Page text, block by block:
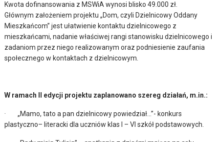
Kwota dofinansowania z MSWiA wynosi blisko 49.000 zł.
Głównym założeniem projektu „Dom, czyli Dzielnicowy Oddany
Mieszkańcom” jest ułatwienie kontaktu dzielnicowego z
mieszkańcami, nadanie właściwej rangi stanowisku dzielnicowego i
zadaniom przez niego realizowanym oraz podniesienie zaufania
społecznego w kontaktach z dzielnicowym.
W ramach II edycji projektu zaplanowano szereg działań, m.in.:
· „Mamo, tato a pan dzielnicowy powiedział…”- konkurs
plastyczno– literacki dla uczniów klas I – VI szkół podstawowych.